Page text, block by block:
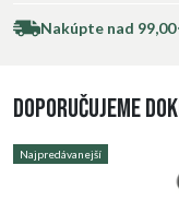
Nakúpte nad 99,00
Doporučujeme
Najpredávanejší